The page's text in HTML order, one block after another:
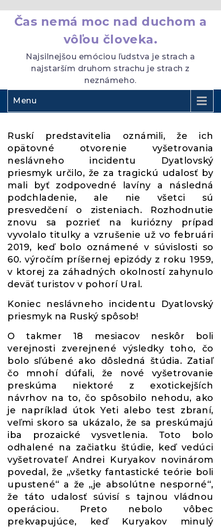
Čas nemá moc nad duchom a
vôľou človeka.
Najsilnejšou emóciou ľudstva je strach a
najstarším druhom strachu je strach z
neznámeho.
Menu
Ruskí predstavitelia oznámili, že ich
opätovné otvorenie vyšetrovania
neslávneho incidentu Dyatlovský
priesmyk určilo, že za tragickú udalosť by
mali byť zodpovedné lavíny a následná
podchladenie, ale nie všetci sú
presvedčení o zisteniach. Rozhodnutie
znovu sa pozrieť na kuriózny prípad
vyvolalo titulky a vzrušenie už vo februári
2019, keď bolo oznámené v súvislosti so
60. výročím príšernej epizódy z roku 1959,
v ktorej za záhadných okolností zahynulo
deväť turistov v pohorí Ural.
Koniec neslávneho incidentu Dyatlovský
priesmyk na Ruský spôsob!
O takmer 18 mesiacov neskôr boli
verejnosti zverejnené výsledky toho, čo
bolo sľúbené ako dôsledná štúdia. Zatiaľ
čo mnohí dúfali, že nové vyšetrovanie
preskúma niektoré z exotickejších
návrhov na to, čo spôsobilo nehodu, ako
je napríklad útok Yeti alebo test zbraní,
veľmi skoro sa ukázalo, že sa preskúmajú
iba prozaické vysvetlenia. Toto bolo
odhalené na začiatku štúdie, keď vedúci
vyšetrovateľ Andrei Kuryakov novinárom
povedal, že „všetky fantastické teórie boli
upustené“ a že „je absolútne nesporné“,
že táto udalosť súvisí s tajnou vládnou
operáciou. Preto nebolo vôbec
prekvapujúce, keď Kuryakov minulý